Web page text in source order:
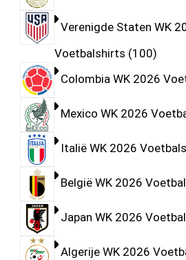
Verenigde Staten WK
Voetbalshirts 100
Colombia WK 2026
Mexico WK 2026
Italië WK 2026
België WK 2026
Japan WK 2026
Algerije WK 2026